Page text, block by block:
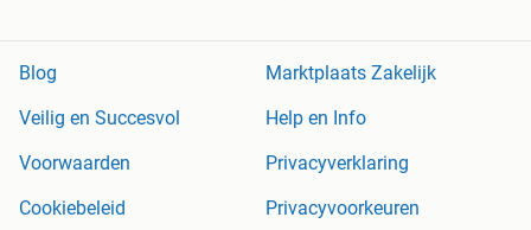
Blog
Marktplaats Zakelijk
Veilig en Succesvol
Help en Info
Voorwaarden
Privacyverklaring
Cookiebeleid
Privacyvoorkeuren